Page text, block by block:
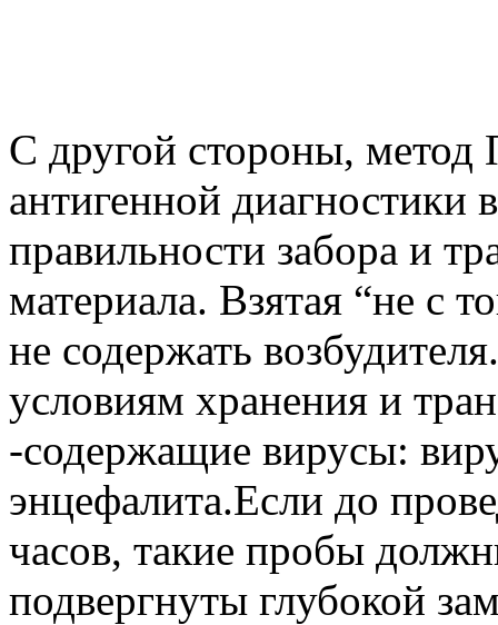
С другой стороны, метод
антигенной диагностики
правильности забора и
материала. Взятая “не с
не содержать
условиям хранения и
-содержащие вирусы:
энцефалита.Если до
часов, такие пробы
подвергнуты глубокой